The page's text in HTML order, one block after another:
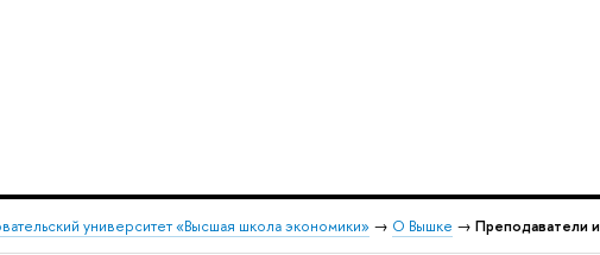
университет «Высшая школа экономики» → О Вышке → Преподаватели